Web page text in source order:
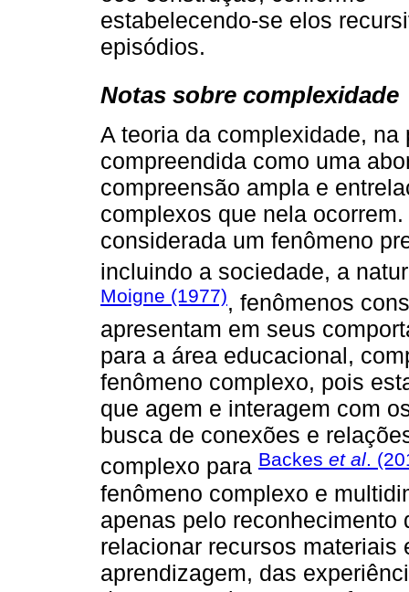
estabelecendo-se elos
episódios.
Notas sobre complexidade
A teoria da complexidade,
compreendida como uma
compreensão ampla e
complexos que nela
considerada um fenômeno
incluindo a sociedade, a
Moigne (1977), fenômenos
apresentam em seus
para a área educacional,
fenômeno complexo, pois
que agem e interagem com
busca de conexões e
complexo para Backes et al.
fenômeno complexo e
apenas pelo reconhecimento
relacionar recursos
aprendizagem, das